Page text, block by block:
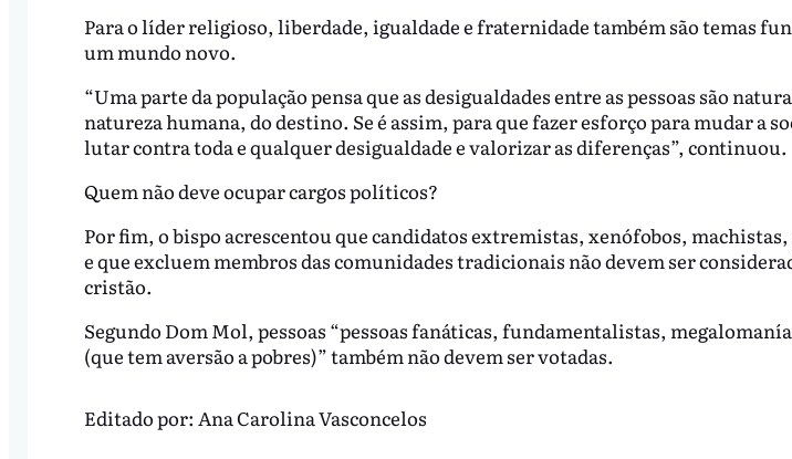
Para o líder religioso, liberdade, igualdade e fraternidade também são temas
um mundo novo.
“Uma parte da população pensa que as desigualdades entre as pessoas são
natureza humana, do destino. Se é assim, para que fazer esforço para mudar a
lutar contra toda e qualquer desigualdade e valorizar as diferenças”, continuou.
Quem não deve ocupar cargos políticos?
Por fim, o bispo acrescentou que candidatos extremistas, xenófobos,
e que excluem membros das comunidades tradicionais não devem ser
cristão.
Segundo Dom Mol, pessoas “pessoas fanáticas, fundamentalistas,
(que tem aversão a pobres)” também não devem ser votadas.
Editado por: Ana Carolina Vasconcelos